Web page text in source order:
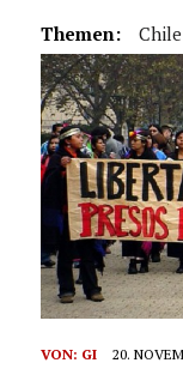
Themen: Chile
VON: GI 20.